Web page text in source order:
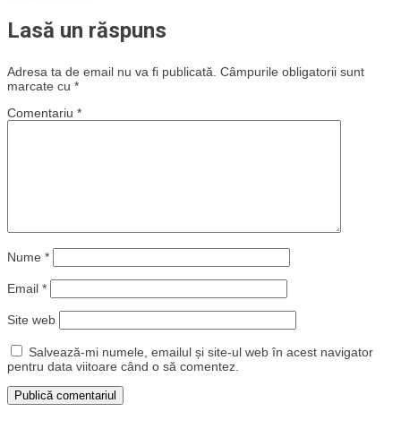
Lasă un răspuns
Adresa ta de email nu va fi publicată. Câmpurile obligatorii sunt
marcate cu *
Comentariu *
Nume *
Email *
Site web
Salvează-mi numele, emailul și site-ul web în acest navigator
pentru data viitoare când o să comentez.